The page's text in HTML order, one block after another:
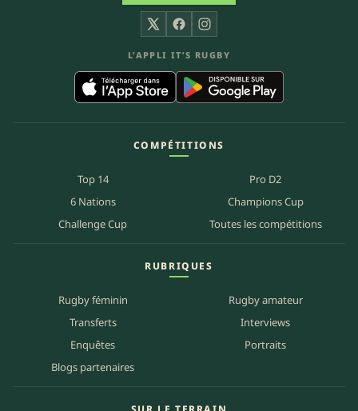
X FacebookInstagram
L’APPLI IT’S RUGBY
COMPÉTITIONS
Top 14
Pro D2
6 Nations
Champions Cup
Challenge Cup
Toutes les compétitions
RUBRIQUES
Rugby féminin
Rugby amateur
Transferts
Interviews
Enquêtes
Portraits
Blogs partenaires